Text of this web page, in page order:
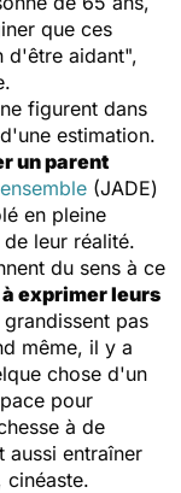
que ces
d'être aidant",
figurent dans
estimation.
un parent
(JADE)
en pleine
leur réalité.
du sens à ce
exprimer leurs
pas
même, il y a
chose d'un
pour
à de
aussi entraîner
cinéaste.